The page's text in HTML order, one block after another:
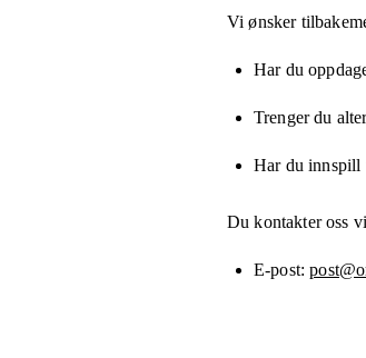
Vi ønsker
Har du
Trenger du
Har du innspill
Du kontakter oss
E-post